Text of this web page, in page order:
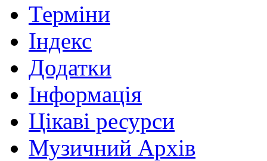
Терміни
Індекс
Додатки
Інформація
Цікаві ресурси
Музичний Архів